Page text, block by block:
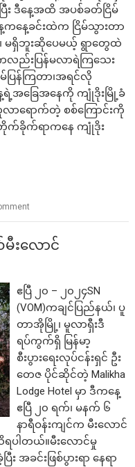
ြီး ဒီနေ့အထိ အပစ်ခတ်ငြိမ်
နေ့ခင်းထဲက ငြိမ်သွားတာ
မရှိဘူးဆိုပေမယ့် ရွာတွေထဲ
လည်းပြန်မလာရဲကြသေး
ြန်ကြတာ၊အရင်လို
အခြေအနေကို ကျုံဒိုးမြို့ခံ
ာရောက်တဲ့ စစ်ကြောင်းကို
တိုက်ခိုက်ရာကနေ ကျုံဒိုး
းလောင်
ဧပြီ ၂၀ – ၂၀၂၄SN
(VOM)ကချင်ပြည်နယ်၊ ပူ
တာအိုမြို့၊ မူလာရှီးဒီ
ရပ်ကွက်ရှိ မြန်မာ့
စီးပွားရေးလုပ်ငန်းရှင် ဦး
တေဇ ပိုင်ဆိုင်တဲ့ Malikha
Lodge Hotel မှာ ဒီကနေ့
ဧပြီ ၂၀ ရက်၊ မနက် ၆
နာရီဝန်းကျင်က မီးလောင်
ပါတယ်။မီးလောင်မှု
အခင်းဖြစ်ပွားရာ နေရာ